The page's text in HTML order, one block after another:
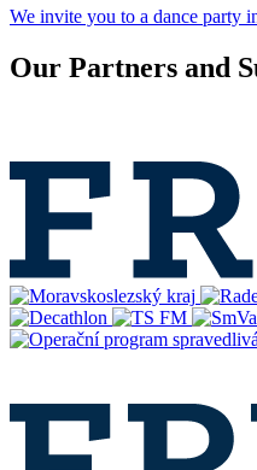
We invite you to a dance party
Our Partners and